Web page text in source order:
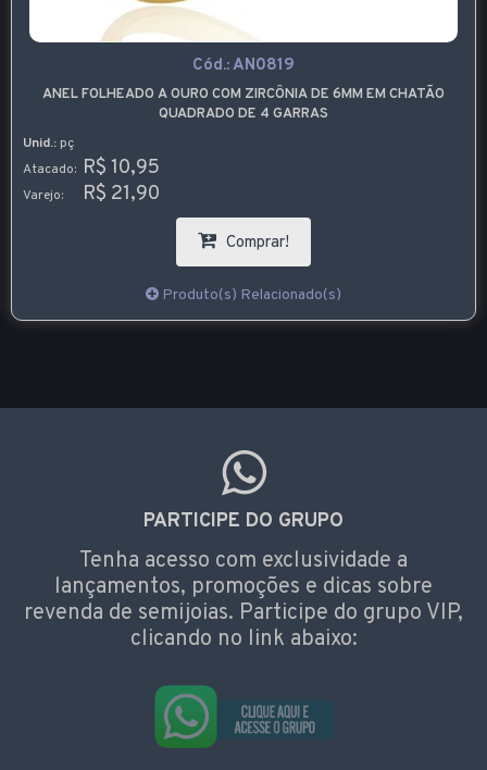
Cód.:AN0819
ANEL FOLHEADO A OURO COM ZIRCÔNIA DE 6MM EM CHATÃO
QUADRADO DE 4 GARRAS
Unid.: pç
Atacado: R$ 10,95
Varejo: R$ 21,90
Comprar!
Produto(s) Relacionado(s)
PARTICIPE DO GRUPO
Tenha acesso com exclusividade a
lançamentos, promoções e dicas sobre
revenda de semijoias. Participe do grupo VIP,
clicando no link abaixo: